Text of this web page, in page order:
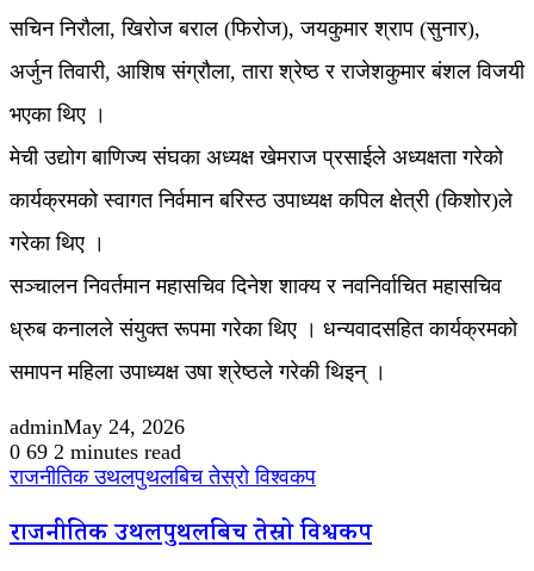
सचिन निरौला, खिरोज बराल (फिरोज), जयकुमार श्राप (सुनार),
अर्जुन तिवारी, आशिष संग्रौला, तारा श्रेष्ठ र राजेशकुमार बंशल विजयी
भएका थिए ।
मेची उद्योग बाणिज्य संघका अध्यक्ष खेमराज प्रसाईले अध्यक्षता गरेको
कार्यक्रमको स्वागत निर्वमान बरिस्ठ उपाध्यक्ष कपिल क्षेत्री (किशोर)ले
गरेका थिए ।
सञ्चालन निवर्तमान महासचिव दिनेश शाक्य र नवनिर्वाचित महासचिव
ध्रुब कनालले संयुक्त रूपमा गरेका थिए । धन्यवादसहित कार्यक्रमको
समापन महिला उपाध्यक्ष उषा श्रेष्ठले गरेकी थिइन् ।
adminMay 24, 2026
0 69 2 minutes read
राजनीतिक उथलपुथलबिच तेस्रो विश्वकप
राजनीतिक उथलपुथलबिच तेस्रो विश्वकप